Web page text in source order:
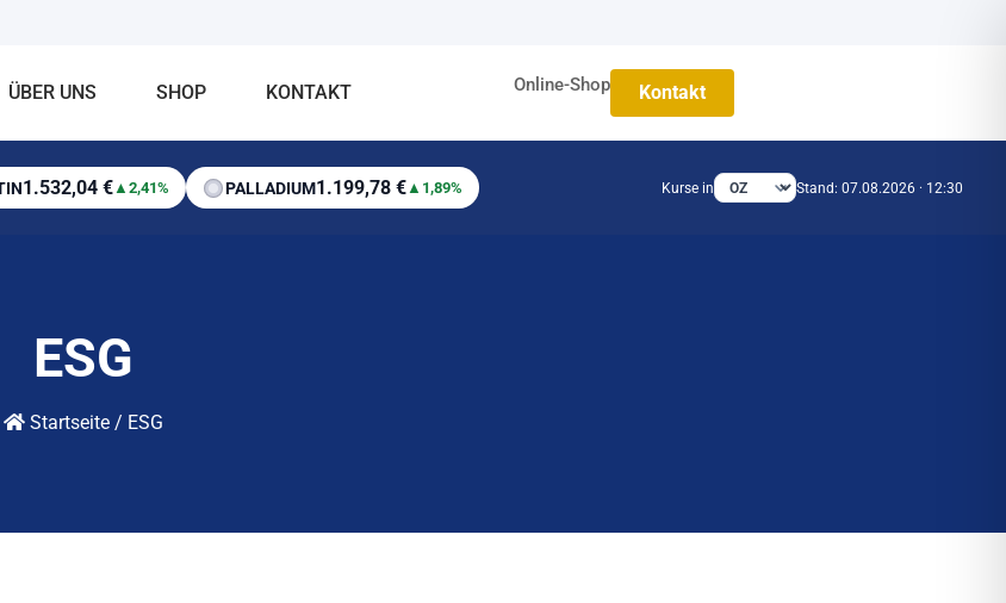
ÜBER UNS SHOP KONTAKT Online-Shop Kontakt
1.532,04 €▲ 2,41% PALLADIUM1.199,78 €▲ 1,89% Kurse in Stand: 07.08.2026 · 12:30
ESG
Startseite / ESG